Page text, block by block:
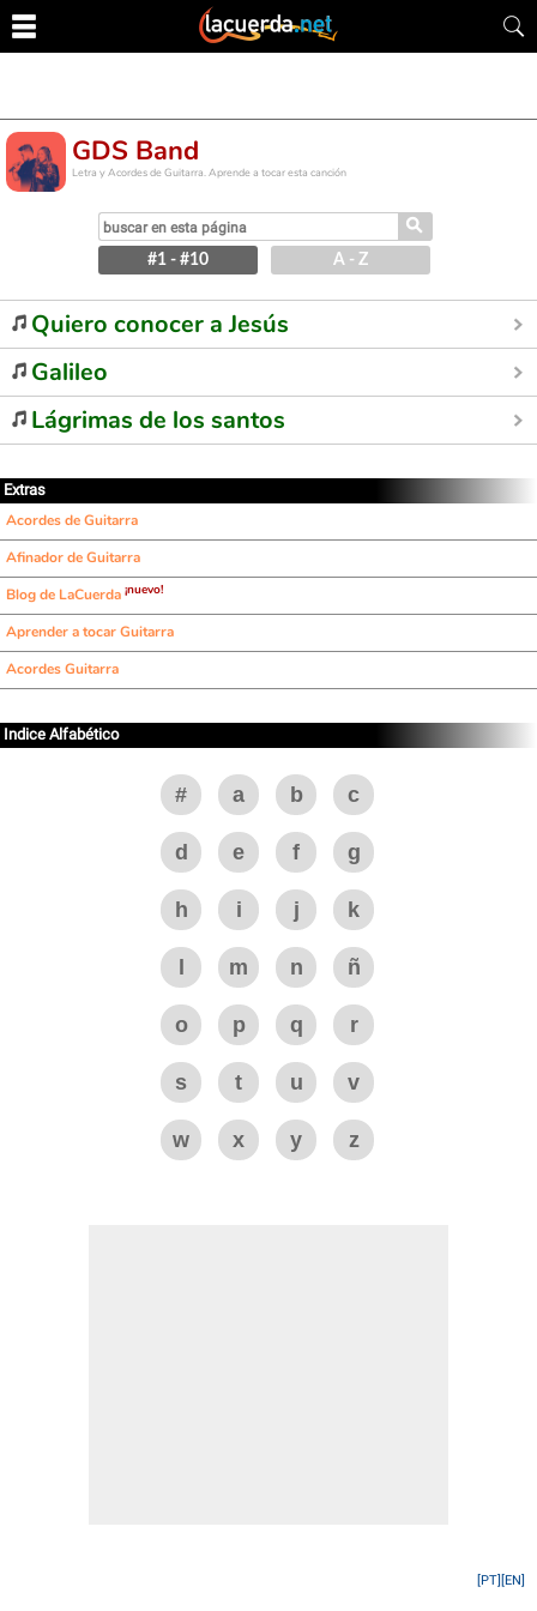
GDS Band
Letra y Acordes de Guitarra. Aprende a tocar esta canción
⚲
#1 - #10 A - Z
Quiero conocer a Jesús
Galileo
Lágrimas de los santos
Extras
Acordes de Guitarra
Afinador de Guitarra
Blog de LaCuerda ¡nuevo!
Aprender a tocar Guitarra
Acordes Guitarra
Indice Alfabético
# a b c
d e f g
h i j k
m n ñ
o p q r
s t u v
w x y z
[EN]
[PT]